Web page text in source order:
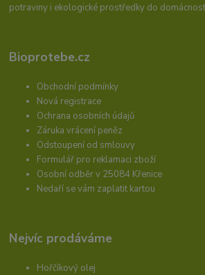
potraviny i ekologické prostředky do
Bioprotebe.cz
Obchodní podmínky
Nová registrace
Ochrana osobních údajů
Záruka vrácení peněz
Odstoupení od smlouvy
Formulář pro reklamaci zboží
Osobní odběr v 25084 Křenice
Nedaří se vám zaplatit kartou
Nejvíc prodáváme
Hořčíkový olej